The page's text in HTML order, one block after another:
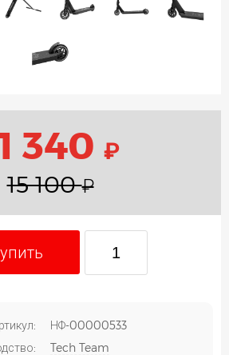
340 ₽
15 100₽
НФ-00000533
Tech Team